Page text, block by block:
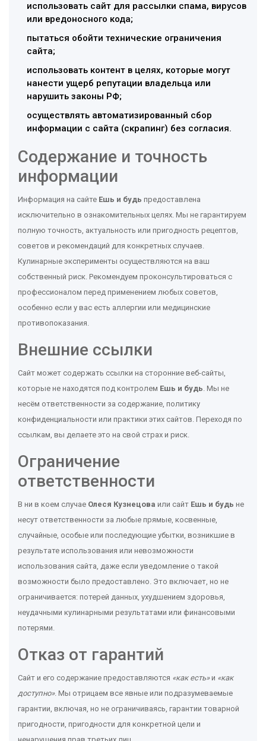
использовать сайт для рассылки спама, вирусов
или вредоносного кода;
пытаться обойти технические ограничения
сайта;
использовать контент в целях, которые могут
нанести ущерб репутации владельца или
нарушить законы РФ;
осуществлять автоматизированный сбор
информации с сайта (скрапинг) без согласия.
Содержание и точность
информации
Информация на сайте Ешь и будь предоставлена
исключительно в ознакомительных целях. Мы не гарантируем
полную точность, актуальность или пригодность рецептов,
советов и рекомендаций для конкретных случаев.
Кулинарные эксперименты осуществляются на ваш
собственный риск. Рекомендуем проконсультироваться с
профессионалом перед применением любых советов,
особенно если у вас есть аллергии или медицинские
противопоказания.
Внешние ссылки
Сайт может содержать ссылки на сторонние веб-сайты,
которые не находятся под контролем Ешь и будь. Мы не
несём ответственности за содержание, политику
конфиденциальности или практики этих сайтов. Переходя по
ссылкам, вы делаете это на свой страх и риск.
Ограничение
ответственности
В ни в коем случае Олеся Кузнецова или сайт Ешь и будь не
несут ответственности за любые прямые, косвенные,
случайные, особые или последующие убытки, возникшие в
результате использования или невозможности
использования сайта, даже если уведомление о такой
возможности было предоставлено. Это включает, но не
ограничивается: потерей данных, ухудшением здоровья,
неудачными кулинарными результатами или финансовыми
потерями.
Отказ от гарантий
Сайт и его содержание предоставляются «как есть»и «как
доступно». Мы отрицаем все явные или подразумеваемые
гарантии, включая, но не ограничиваясь, гарантии товарной
пригодности, пригодности для конкретной цели и